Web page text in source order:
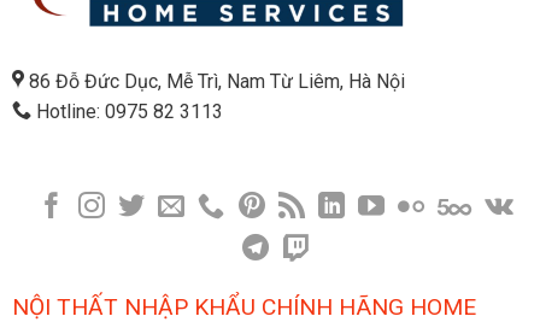
86 Đỗ Đức Dục, Mễ Trì, Nam Từ Liêm, Hà Nội
Hotline: 0975 82 3113
NỘI THẤT NHẬP KHẨU CHÍNH HÃNG HOME